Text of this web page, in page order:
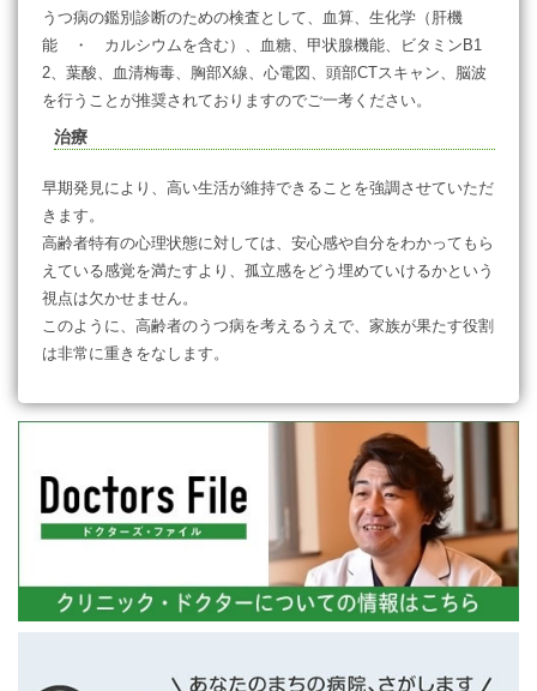
うつ病の鑑別診断のための検査として、血算、生化学（肝機
能 ・ カルシウムを含む）、血糖、甲状腺機能、ビタミンB1
2、葉酸、血清梅毒、胸部X線、心電図、頭部CTスキャン、脳波
を行うことが推奨されておりますのでご一考ください。
治療
早期発見により、高い生活が維持できることを強調させていただ
きます。
高齢者特有の心理状態に対しては、安心感や自分をわかってもら
えている感覚を満たすより、孤立感をどう埋めていけるかという
視点は欠かせません。
このように、高齢者のうつ病を考えるうえで、家族が果たす役割
は非常に重きをなします。